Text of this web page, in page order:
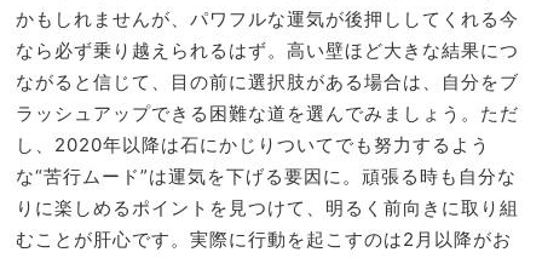
かもしれませんが、パワフルな運気が後押ししてくれる今
なら必ず乗り越えられるはず。高い壁ほど大きな結果につ
ながると信じて、目の前に選択肢がある場合は、自分をブ
ラッシュアップできる困難な道を選んでみましょう。ただ
し、2020年以降は石にかじりついてでも努力するよう
な“苦行ムード”は運気を下げる要因に。頑張る時も自分な
りに楽しめるポイントを見つけて、明るく前向きに取り組
むことが肝心です。実際に行動を起こすのは2月以降がお